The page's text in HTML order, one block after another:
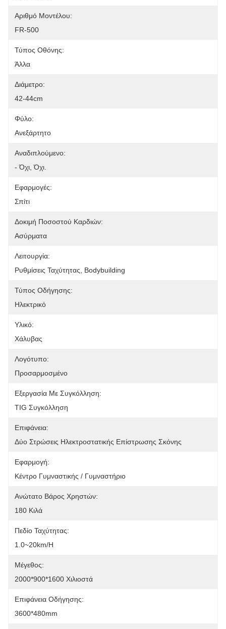
Αριθμό Μοντέλου:
FR-500
Τύπος Οθόνης:
Άλλα
Διάμετρο:
42-44cm
Φύλο:
Ανεξάρτητο
Αναδιπλούμενο:
- Όχι, Όχι.
Εφαρμογές:
Σπίτι
Δοκιμή Ποσοστού Καρδιών:
Ασύρματα
Λειτουργία:
Ρυθμίσεις Ταχύτητας, Bodybuilding
Τύπος Οδήγησης:
Ηλεκτρικό
Υλικό:
Χάλυβας
Λογότυπο:
Προσαρμοσμένο
Εξεργασία Με Συγκόλληση:
TIG Συγκόλληση
Επιφάνεια:
Δύο Στρώσεις Ηλεκτροστατικής Επίστρωσης Σκόνης
Εφαρμογή:
Κέντρο Γυμναστικής / Γυμναστήριο
Ανώτατο Βάρος Χρηστών:
180 Κιλά
Πεδίο Ταχύτητας:
1.0~20km/h
Μέγεθος:
2000*900*1600 Χιλιοστά
Επιφάνεια Οδήγησης:
3600*480mm